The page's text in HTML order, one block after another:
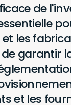
de
les
garantir
et les